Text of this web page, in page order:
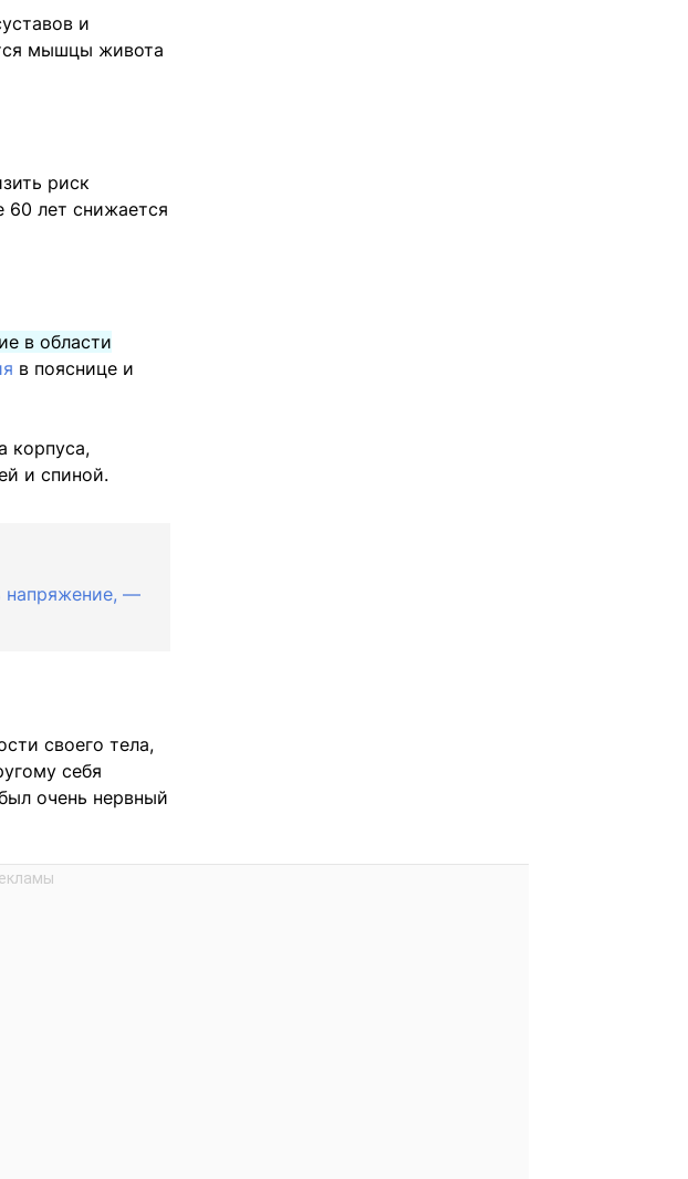
и
мышцы живота
риск
60 лет снижается
в области
в пояснице и
корпуса,
и спиной.
напряжение, —
своего тела,
себя
очень нервный